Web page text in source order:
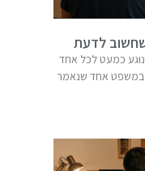
לדעת
כמעט לכל אחד
במשפט אחד שנאמר